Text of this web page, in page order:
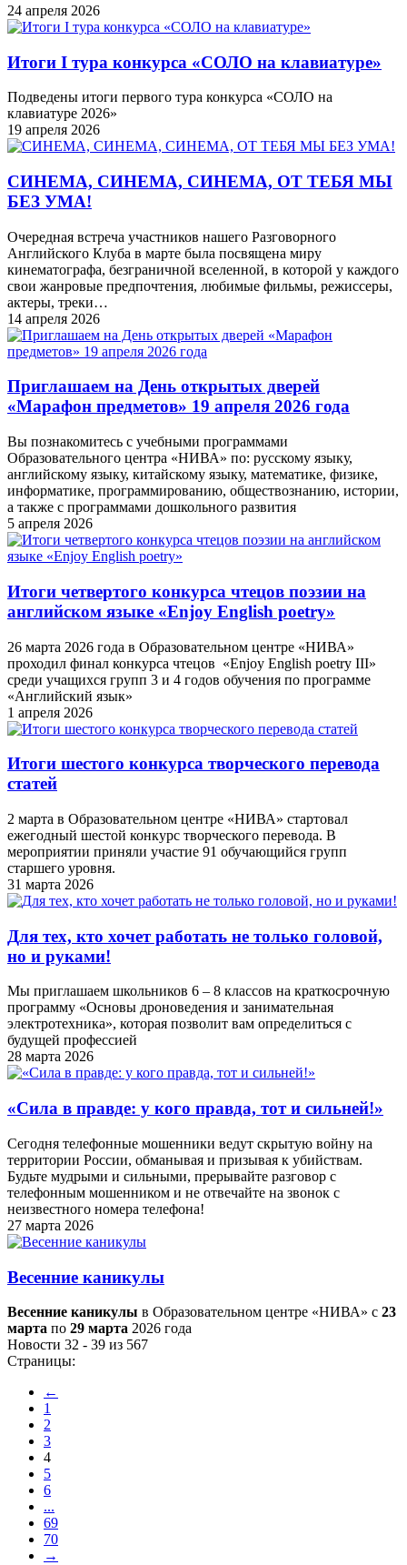
24 апреля 2026
Итоги I тура конкурса «СОЛО на клавиатуре»
Подведены итоги первого тура конкурса «СОЛО на
клавиатуре 2026»
19 апреля 2026
СИНЕМА, СИНЕМА, СИНЕМА, ОТ ТЕБЯ МЫ
БЕЗ УМА!
Очередная встреча участников нашего Разговорного
Английского Клуба в марте была посвящена миру
кинематографа, безграничной вселенной, в которой у каждого
свои жанровые предпочтения, любимые фильмы, режиссеры,
актеры, треки…
14 апреля 2026
Приглашаем на День открытых дверей
«Марафон предметов» 19 апреля 2026 года
Вы познакомитесь с учебными программами
Образовательного центра «НИВА» по: русскому языку,
английскому языку, китайскому языку, математике, физике,
информатике, программированию, обществознанию, истории,
а также с программами дошкольного развития
5 апреля 2026
Итоги четвертого конкурса чтецов поэзии на
английском языке «Enjoy English poetry»
26 марта 2026 года в Образовательном центре «НИВА»
проходил финал конкурса чтецов «Enjoy English poetry III»
среди учащихся групп 3 и 4 годов обучения по программе
«Английский язык»
1 апреля 2026
Итоги шестого конкурса творческого перевода
статей
2 марта в Образовательном центре «НИВА» стартовал
ежегодный шестой конкурс творческого перевода. В
мероприятии приняли участие 91 обучающийся групп
старшего уровня.
31 марта 2026
Для тех, кто хочет работать не только головой,
но и руками!
Мы приглашаем школьников 6 – 8 классов на краткосрочную
программу «Основы дроноведения и занимательная
электротехника», которая позволит вам определиться с
будущей профессией
28 марта 2026
«Cила в правде: у кого правда, тот и сильней!»
Сегодня телефонные мошенники ведут скрытую войну на
территории России, обманывая и призывая к убийствам.
Будьте мудрыми и сильными, прерывайте разговор с
телефонным мошенником и не отвечайте на звонок с
неизвестного номера телефона!
27 марта 2026
Весенние каникулы
Весенние каникулы в Образовательном центре «НИВА» с 23
марта по 29 марта 2026 года
Новости 32 - 39 из 567
Страницы:
←
1
2
3
4
5
6
...
69
70
→